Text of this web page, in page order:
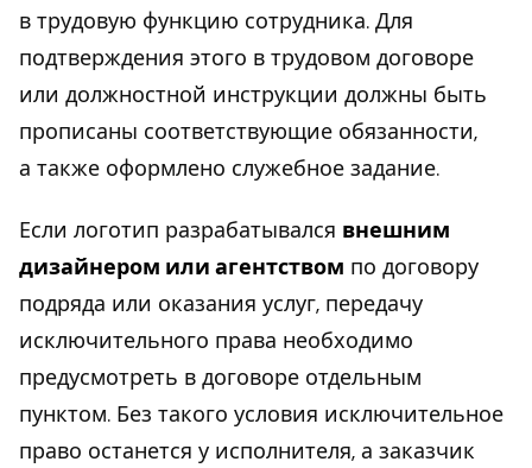
в трудовую функцию сотрудника. Для
подтверждения этого в трудовом договоре
или должностной инструкции должны быть
прописаны соответствующие обязанности,
а также оформлено служебное задание.
Если логотип разрабатывался внешним
дизайнером или агентством по договору
подряда или оказания услуг, передачу
исключительного права необходимо
предусмотреть в договоре отдельным
пунктом. Без такого условия исключительное
право останется у исполнителя, а заказчик